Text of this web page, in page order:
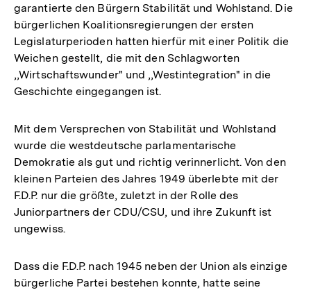
garantierte den Bürgern Stabilität und Wohlstand. Die
bürgerlichen Koalitionsregierungen der ersten
Legislaturperioden hatten hierfür mit einer Politik die
Weichen gestellt, die mit den Schlagworten
,,Wirtschaftswunder" und ,,Westintegration" in die
Geschichte eingegangen ist.
Mit dem Versprechen von Stabilität und Wohlstand
wurde die westdeutsche parlamentarische
Demokratie als gut und richtig verinnerlicht. Von den
kleinen Parteien des Jahres 1949 überlebte mit der
F.D.P. nur die größte, zuletzt in der Rolle des
Juniorpartners der CDU/CSU, und ihre Zukunft ist
ungewiss.
Dass die F.D.P. nach 1945 neben der Union als einzige
bürgerliche Partei bestehen konnte, hatte seine